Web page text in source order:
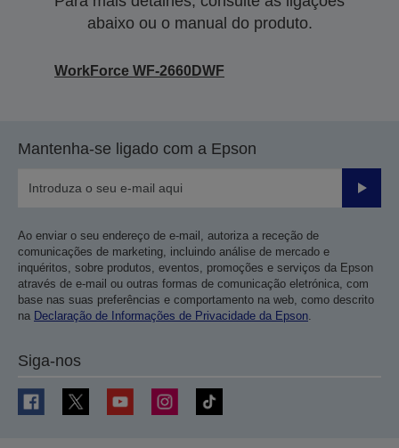
abaixo ou o manual do produto.
WorkForce WF-2660DWF
Mantenha-se ligado com a Epson
Enviar
Ao enviar o seu endereço de e-mail, autoriza a receção de
comunicações de marketing, incluindo análise de mercado e
inquéritos, sobre produtos, eventos, promoções e serviços da Epson
através de e-mail ou outras formas de comunicação eletrónica, com
base nas suas preferências e comportamento na web, como descrito
na Declaração de Informações de Privacidade da Epson.
Siga-nos